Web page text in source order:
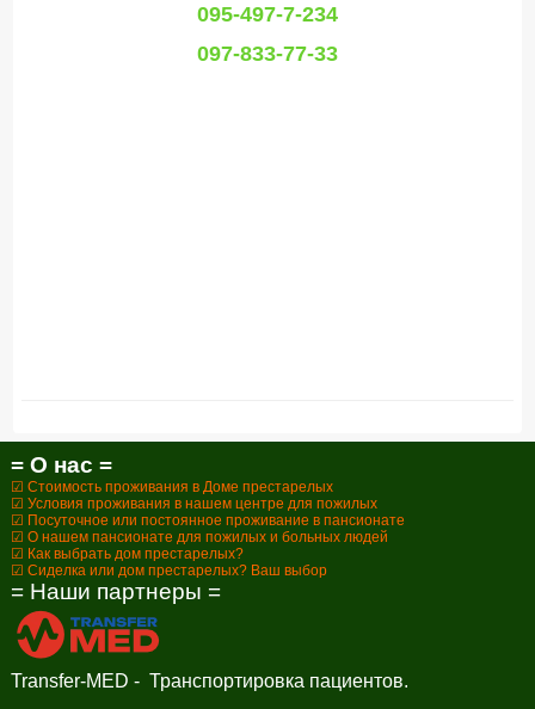
095-497-7-234
097-833-77-33
= О нас =
☑ Стоимость проживания в Доме престарелых
☑ Условия проживания в нашем центре для пожилых
☑ Посуточное или постоянное проживание в пансионате
☑ О нашем пансионате для пожилых и больных людей
☑ Как выбрать дом престарелых?
☑ Сиделка или дом престарелых? Ваш выбор
= Наши партнеры =
Transfer-MED - Транспортировка пациентов.